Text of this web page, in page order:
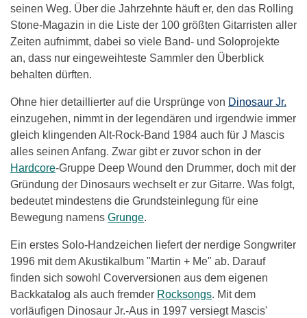
seinen Weg. Über die Jahrzehnte häuft er, den das Rolling
Stone-Magazin in die Liste der 100 größten Gitarristen aller
Zeiten aufnimmt, dabei so viele Band- und Soloprojekte
an, dass nur eingeweihteste Sammler den Überblick
behalten dürften.
Ohne hier detaillierter auf die Ursprünge von Dinosaur Jr.
einzugehen, nimmt in der legendären und irgendwie immer
gleich klingenden Alt-Rock-Band 1984 auch für J Mascis
alles seinen Anfang. Zwar gibt er zuvor schon in der
Hardcore-Gruppe Deep Wound den Drummer, doch mit der
Gründung der Dinosaurs wechselt er zur Gitarre. Was folgt,
bedeutet mindestens die Grundsteinlegung für eine
Bewegung namens Grunge.
Ein erstes Solo-Handzeichen liefert der nerdige Songwriter
1996 mit dem Akustikalbum "Martin + Me" ab. Darauf
finden sich sowohl Coverversionen aus dem eigenen
Backkatalog als auch fremder Rocksongs. Mit dem
vorläufigen Dinosaur Jr.-Aus in 1997 versiegt Mascis'